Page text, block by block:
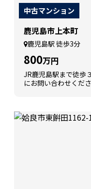
中古マンション
鹿児島市上本町
鹿児島駅 徒歩3分
800万円
JR鹿児島駅まで徒歩
にお問い合わせくださ